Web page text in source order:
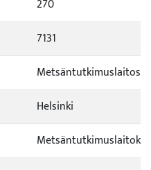
270
7131
Metsäntutkimuslaitos
Helsinki